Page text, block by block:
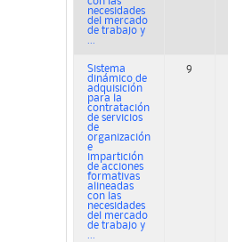
necesidades
del mercado
de trabajo y
...
Sistema
dinámico de
adquisición
para la
contratación
de servicios
de
organización
e
impartición
de acciones
formativas
alineadas
con las
necesidades
del mercado
de trabajo y
...
9